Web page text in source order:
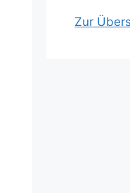
Zur